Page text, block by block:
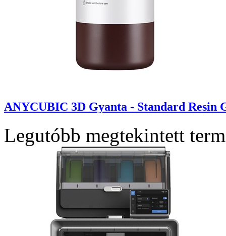
ANYCUBIC 3D Gyanta - Standard Resin
Legutóbb megtekintett